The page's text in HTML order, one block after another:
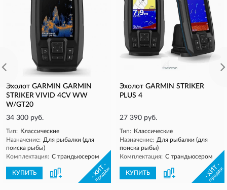
Эхолот GARMIN GARMIN
STRIKER VIVID 4CV WW
W/GT20
34 300 руб.
Тип: Классические
Назначение: Для рыбалки (для
поиска рыбы)
Комплектация: С трандьюсером
КУПИТЬ - ХИТ -
продаж
Эхолот GARMIN STRIKER
PLUS 4
27 390 руб.
Тип: Классические
Назначение: Для рыбалки (для
поиска рыбы)
Комплектация: С трандьюсером
КУПИТЬ - ХИТ -
продаж